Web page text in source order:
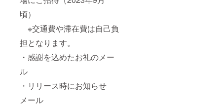
頃）
※交通費や滞在費は自己負
担となります。
・感謝を込めたお礼のメー
ル
・リリース時にお知らせ
メール